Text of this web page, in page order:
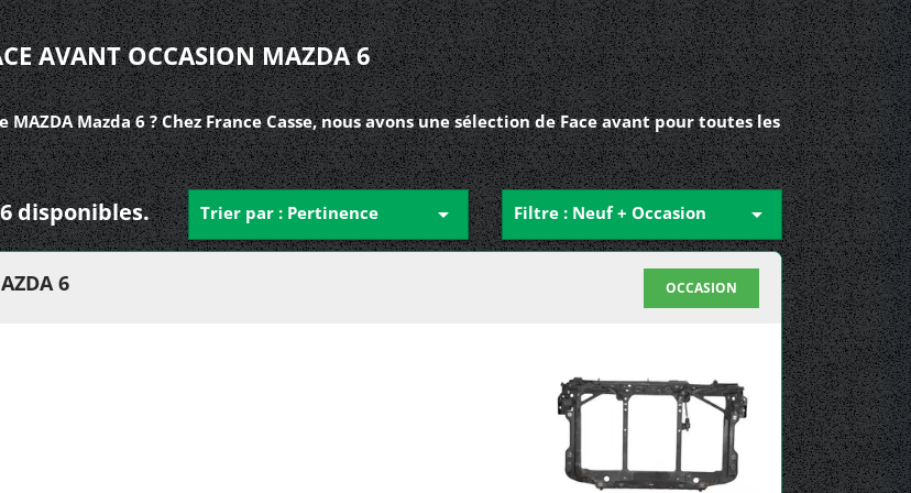
AVANT OCCASION MAZDA 6
Mazda 6 ? Chez France Casse, nous avons une sélection de Face avant pour toutes les
disponibles. Trier par : Pertinence  Filtre : Neuf + Occasion 
6 OCCASION